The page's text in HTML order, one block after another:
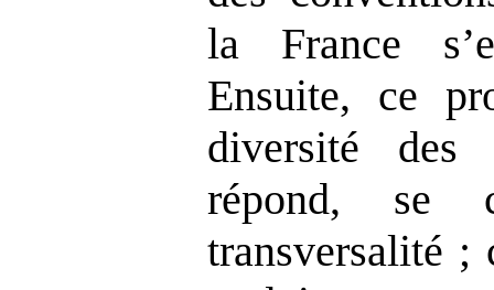
la France
Ensuite, ce
diversité des
répond, se
transversalité ;